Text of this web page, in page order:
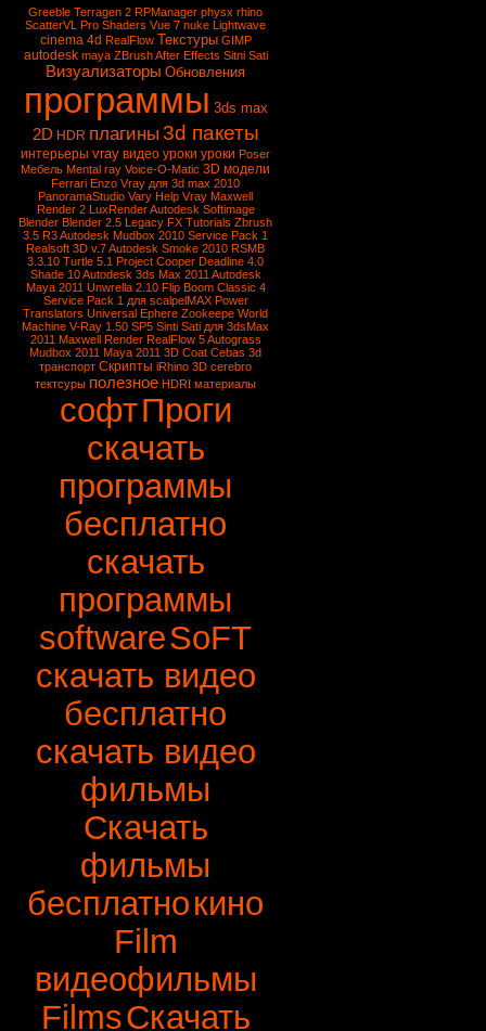
Greeble Terragen 2 RPManager physx rhino
ScatterVL Pro Shaders Vue 7 nuke Lightwave
cinema 4d RealFlow Текстуры GIMP
autodesk maya ZBrushAfter Effects Sitni Sati
Визуализаторы Обновления
программы 3ds max
2D HDR плагины 3d пакеты
интерьеры vray видео уроки уроки Poser
Мебель Mental ray Voice-O-Matic 3D модели
Ferrari Enzo Vray для 3d max 2010
PanoramaStudio Vary Help Vray Maxwell
Render 2 LuxRenderAutodesk Softimage
Blender Blender 2.5 Legacy FX Tutorials Zbrush
3.5 R3 Autodesk Mudbox 2010 Service Pack 1
Realsoft 3D v.7 Autodesk Smoke 2010 RSMB
3.3.10 Turtle 5.1 Project Cooper Deadline 4.0
Shade 10Autodesk 3ds Max 2011 Autodesk
Maya 2011 Unwrella 2.10 Flip Boom Classic 4
Service Pack 1 для scalpelMAX Power
Translators Universal Ephere Zookeepe World
Machine V-Ray 1.50 SP5 Sinti Sati для 3dsMax
2011 Maxwell Render RealFlow 5Autograss
Mudbox 2011 Maya 2011 3D Coat Cebas 3d
транспорт Скрипты iRhino 3D cerebro
тектсуры полезное HDRI материалы
софтПроги
скачать
программы
бесплатно
скачать
программы
softwareSoFT
скачать видео
бесплатно
скачать видео
фильмы
Скачать
фильмы
бесплатнокино
Film
видеофильмы
FilmsСкачать